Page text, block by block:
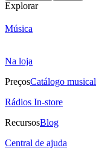
Explorar
Música
Na loja
PreçosCatálogo musical
Rádios In-store
RecursosBlog
Central de ajuda